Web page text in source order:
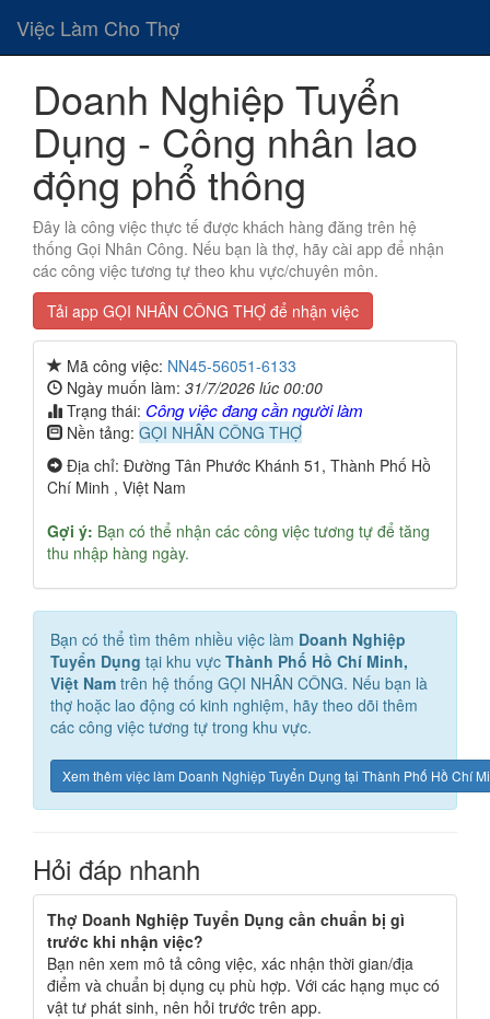
Việc Làm Cho Thợ
Doanh Nghiệp Tuyển
Dụng - Công nhân lao
động phổ thông
Đây là công việc thực tế được khách hàng đăng trên hệ
thống Gọi Nhân Công. Nếu bạn là thợ, hãy cài app để nhận
các công việc tương tự theo khu vực/chuyên môn.
Tải app GỌI NHÂN CÔNG THỢ để nhận việc
Mã công việc: NN45-56051-6133
Ngày muốn làm: 31/7/2026 lúc 00:00
Trạng thái: Công việc đang cần người làm
Nền tảng: GỌI NHÂN CÔNG THỢ
Địa chỉ: Đường Tân Phước Khánh 51, Thành Phố Hồ
Chí Minh , Việt Nam
Gợi ý: Bạn có thể nhận các công việc tương tự để tăng
thu nhập hàng ngày.
Bạn có thể tìm thêm nhiều việc làm Doanh Nghiệp
Tuyển Dụng tại khu vực Thành Phố Hồ Chí Minh,
Việt Nam trên hệ thống GỌI NHÂN CÔNG. Nếu bạn là
thợ hoặc lao động có kinh nghiệm, hãy theo dõi thêm
các công việc tương tự trong khu vực.
Xem thêm việc làm Doanh Nghiệp Tuyển Dụng tại Thành Phố Hồ Chí
Hỏi đáp nhanh
Thợ Doanh Nghiệp Tuyển Dụng cần chuẩn bị gì
trước khi nhận việc?
Bạn nên xem mô tả công việc, xác nhận thời gian/địa
điểm và chuẩn bị dụng cụ phù hợp. Với các hạng mục có
vật tư phát sinh, nên hỏi trước trên app.